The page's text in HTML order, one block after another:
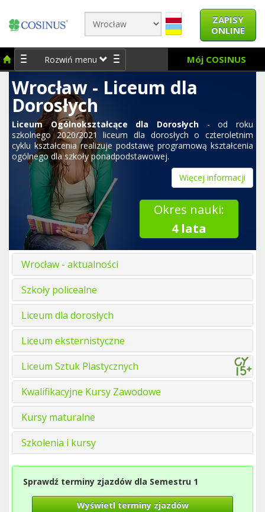
ZAPISY
ONLINE
Rozwiń menu Mój COSINUS
Wrocław - Liceum dla
Dorosłych
Liceum Ogólnokształcące dla Dorosłych - od roku
szkolnego 2020/2021 liceum dla dorosłych o czteroletnim
cyklu kształcenia realizuje podstawę programową kształcenia
ogólnego dla szkoły ponadpodstawowej.
Więcej informacji
Okres nauki:
4 lata
Wrocław - aktualności
Szkoły policealne
Liceum dla dorosłych
Liceum eksternistyczne
Liceum Sztuk Plastycznych
Kwalifikacyjne Kursy Zawodowe
Kursy maturalne
Szkolenia i kursy
Sprawdź terminy zjazdów dla Semestru 1
Wyświetl terminy zjazdów